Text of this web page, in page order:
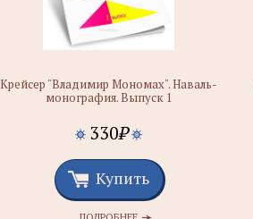
Крейсер "Владимир Мономах". Наваль-
монография. Выпуск 1
330₽
Купить